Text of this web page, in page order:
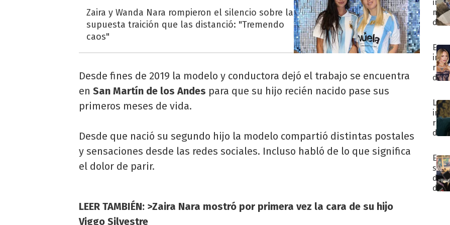
Zaira y Wanda Nara rompieron el silencio sobre la
supuesta traición que las distanció: "Tremendo
caos"
Desde fines de 2019 la modelo y conductora dejó el trabajo se encuentra
en San Martín de los Andes para que su hijo recién nacido pase sus
primeros meses de vida.
Desde que nació su segundo hijo la modelo compartió distintas postales
y sensaciones desde las redes sociales. Incluso habló de lo que significa
el dolor de parir.
LEER TAMBIÉN: >Zaira Nara mostró por primera vez la cara de su hijo
Viggo Silvestre
"Me
las
¿fue
por
su
de
de
por
su
El
de
en
el
de
Luck
Ra
La
de
al
de
que
El
del